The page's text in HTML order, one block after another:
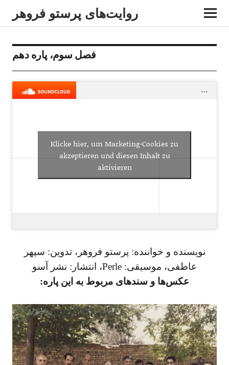
روایت‌های پرستو فروهر
فصل سوم، پاره دهم
Klicke hier, um Marketing-Cookies zu
akzeptieren und diesen Inhalt zu
aktivieren
نویسنده و خواننده: پرستو فروهر، تدوین: سپهر
عاطفی، موسیقی: Perle، انتشار:
نشر آسو
عکس‌ها و سندهای مربوط به این پاره: